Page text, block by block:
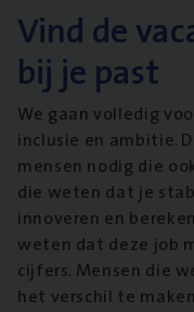
Vind de
bij je past
We gaan volledig
inclusie en ambitie.
mensen nodig die
die weten dat je
innoveren en
weten dat deze job
cijfers. Mensen die
het verschil te